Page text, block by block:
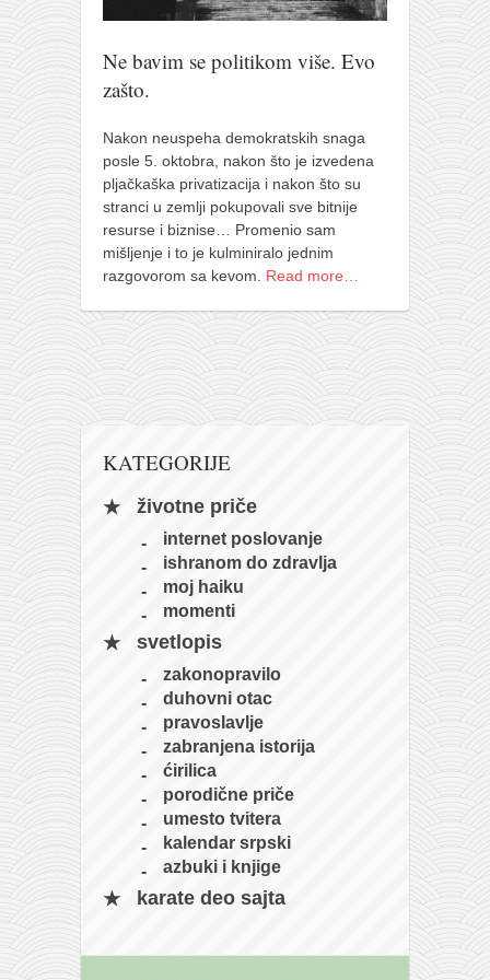
zabranjena istorija
porodične priče
umesto tvitera
kalendar srpski
azbuki i knjige
Okinava karate
najnovije na blogu
moje beleške
istorija karatea
bubishi
kihon
naihanchi
kushanku
temashiwari
kobudo
timbei rochin
tsunami dojo
program
Ne bavim se politikom više. Evo
zašto.
Nakon neuspeha demokratskih snaga
posle 5. oktobra, nakon što je izvedena
pljačkaška privatizacija i nakon što su
stranci u zemlji pokupovali sve bitnije
resurse i biznise… Promenio sam
mišljenje i to je kulminiralo jednim
razgovorom sa kevom. Read more…
KATEGORIJE
životne priče
internet poslovanje
ishranom do zdravlja
moj haiku
momenti
svetlopis
zakonopravilo
duhovni otac
pravoslavlje
zabranjena istorija
ćirilica
porodične priče
umesto tvitera
kalendar srpski
azbuki i knjige
karate deo sajta